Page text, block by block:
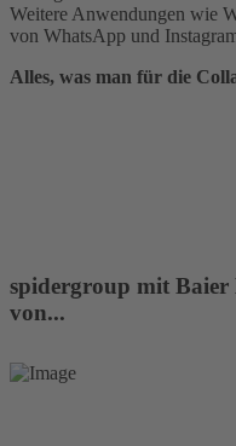
Weitere Anwendungen wie
von WhatsApp und
Alles, was man für die
spidergroup mit
von...